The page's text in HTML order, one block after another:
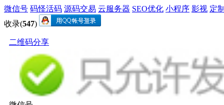
微信号 码怪活码 源码交易 云服务器 SEO优化 小程序 影视 定
收录(547)
二维码分享